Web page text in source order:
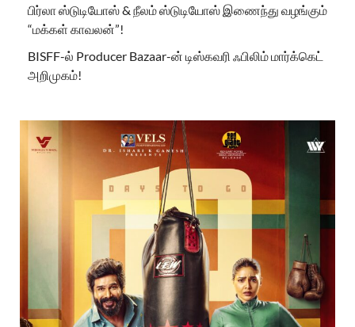
பிர்லா ஸ்டுடியோஸ் & நீலம் ஸ்டுடியோஸ் இணைந்து வழங்கும்
“மக்கள் காவலன்”!
BISFF-ல் Producer Bazaar-ன் டிஸ்கவரி ஃபிலிம் மார்க்கெட்
அறிமுகம்!